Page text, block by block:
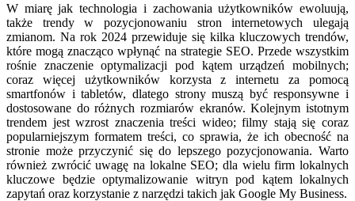
W miarę jak technologia i zachowania użytkowników ewoluują,
także trendy w pozycjonowaniu stron internetowych ulegają
zmianom. Na rok 2024 przewiduje się kilka kluczowych trendów,
które mogą znacząco wpłynąć na strategie SEO. Przede wszystkim
rośnie znaczenie optymalizacji pod kątem urządzeń mobilnych;
coraz więcej użytkowników korzysta z internetu za pomocą
smartfonów i tabletów, dlatego strony muszą być responsywne i
dostosowane do różnych rozmiarów ekranów. Kolejnym istotnym
trendem jest wzrost znaczenia treści wideo; filmy stają się coraz
popularniejszym formatem treści, co sprawia, że ich obecność na
stronie może przyczynić się do lepszego pozycjonowania. Warto
również zwrócić uwagę na lokalne SEO; dla wielu firm lokalnych
kluczowe będzie optymalizowanie witryn pod kątem lokalnych
zapytań oraz korzystanie z narzędzi takich jak Google My Business.